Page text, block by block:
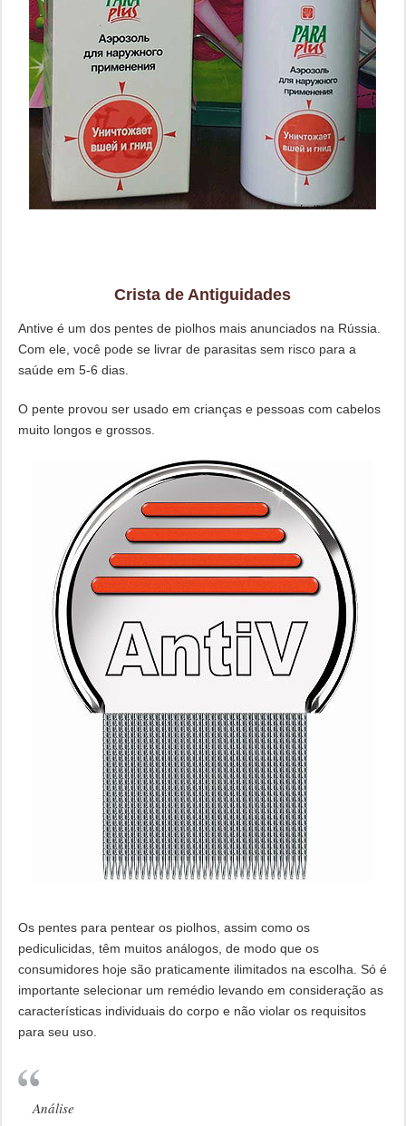
Crista de Antiguidades
Antive é um dos pentes de piolhos mais anunciados na Rússia.
Com ele, você pode se livrar de parasitas sem risco para a
saúde em 5-6 dias.
O pente provou ser usado em crianças e pessoas com cabelos
muito longos e grossos.
Os pentes para pentear os piolhos, assim como os
pediculicidas, têm muitos análogos, de modo que os
consumidores hoje são praticamente ilimitados na escolha. Só é
importante selecionar um remédio levando em consideração as
características individuais do corpo e não violar os requisitos
para seu uso.
Análise